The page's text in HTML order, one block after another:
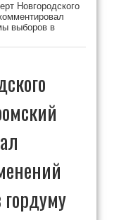
Новгородского
выборов в